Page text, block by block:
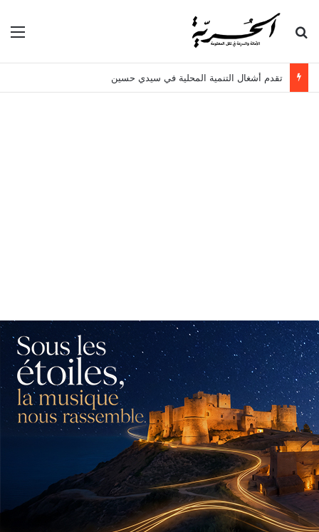
بحث عن
تقدم أشغال التنمية المحلية في سيدي حسين